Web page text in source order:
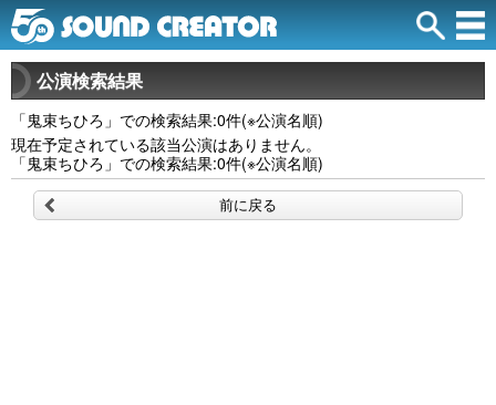
公演検索結果
「鬼束ちひろ」での検索結果:0件(※公演名順)
現在予定されている該当公演はありません。
「鬼束ちひろ」での検索結果:0件(※公演名順)
前に戻る